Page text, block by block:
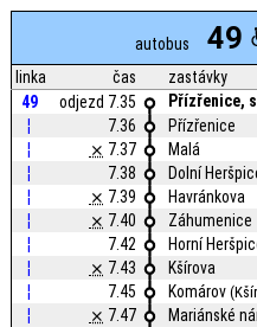
autobus 49
linka čas zastávky
49
odjezd 7.35 Přízřenice,
¦
7.36 Přízřenice
¦
⨯ 7.37 Malá
¦
7.38 Dolní
¦
⨯ 7.39 Havránkova
¦
⨯ 7.40 Záhumenice
¦
7.42 Horní
¦
⨯ 7.43 Kšírova
¦
7.45 Komárov
¦
⨯ 7.47 Mariánské